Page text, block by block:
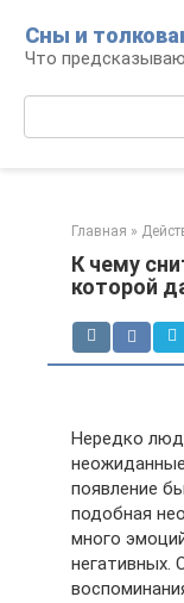
контенту
Сны и
Что
Главная »
К чему
которой
Нередко
появление
подобная
много
негативных.